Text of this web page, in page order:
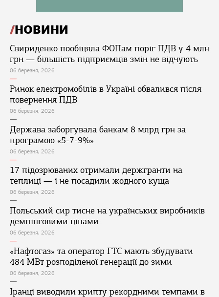
НОВИНИ
Свириденко пообіцяла ФОПам поріг ПДВ у 4 млн
грн — більшість підприємців змін не відчують
06 березня, 2026
Ринок електромобілів в Україні обвалився після
повернення ПДВ
06 березня, 2026
Держава заборгувала банкам 8 млрд грн за
програмою «5-7-9%»
06 березня, 2026
17 підозрюваних отримали держгранти на
теплиці — і не посадили жодного куща
06 березня, 2026
Польський сир тисне на українських виробників
демпінговими цінами
06 березня, 2026
«Нафтогаз» та оператор ГТС мають збудувати
484 МВт розподіленої генерації до зими
06 березня, 2026
Іранці виводили крипту рекордними темпами в